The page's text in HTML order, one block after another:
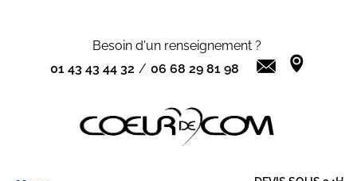
Besoin d'un renseignement ?
01 43 43 44 32 / 06 68 29 81 98